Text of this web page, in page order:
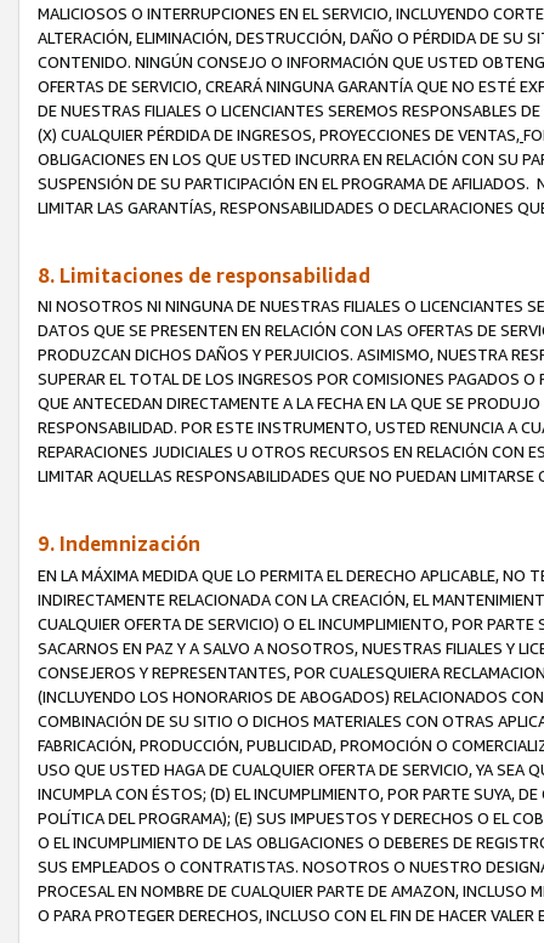
MALICIOSOS O INTERRUPCIONES EN EL SERVICIO, INCLUYENDO
ALTERACIÓN, ELIMINACIÓN, DESTRUCCIÓN, DAÑO O PÉRDIDA DE SU
CONTENIDO. NINGÚN CONSEJO O INFORMACIÓN QUE USTED
OFERTAS DE SERVICIO, CREARÁ NINGUNA GARANTÍA QUE NO ESTÉ
DE NUESTRAS FILIALES O LICENCIANTES SEREMOS RESPONSABLES
(X) CUALQUIER PÉRDIDA DE INGRESOS, PROYECCIONES DE VENTAS,
OBLIGACIONES EN LOS QUE USTED INCURRA EN RELACIÓN CON SU
SUSPENSIÓN DE SU PARTICIPACIÓN EN EL PROGRAMA DE
LIMITAR LAS GARANTÍAS, RESPONSABILIDADES O DECLARACIONES
8. Limitaciones de responsabilidad
NI NOSOTROS NI NINGUNA DE NUESTRAS FILIALES O LICENCIANTES
DATOS QUE SE PRESENTEN EN RELACIÓN CON LAS OFERTAS DE
PRODUZCAN DICHOS DAÑOS Y PERJUICIOS. ASIMISMO, NUESTRA
SUPERAR EL TOTAL DE LOS INGRESOS POR COMISIONES PAGADOS
QUE ANTECEDAN DIRECTAMENTE A LA FECHA EN LA QUE SE
RESPONSABILIDAD. POR ESTE INSTRUMENTO, USTED RENUNCIA A
REPARACIONES JUDICIALES U OTROS RECURSOS EN RELACIÓN CON
LIMITAR AQUELLAS RESPONSABILIDADES QUE NO PUEDAN LIMITARSE
9. Indemnización
EN LA MÁXIMA MEDIDA QUE LO PERMITA EL DERECHO APLICABLE,
INDIRECTAMENTE RELACIONADA CON LA CREACIÓN, EL
CUALQUIER OFERTA DE SERVICIO) O EL INCUMPLIMIENTO, POR
SACARNOS EN PAZ Y A SALVO A NOSOTROS, NUESTRAS FILIALES Y
CONSEJEROS Y REPRESENTANTES, POR CUALESQUIERA
(INCLUYENDO LOS HONORARIOS DE ABOGADOS) RELACIONADOS
COMBINACIÓN DE SU SITIO O DICHOS MATERIALES CON OTRAS
FABRICACIÓN, PRODUCCIÓN, PUBLICIDAD, PROMOCIÓN O
USO QUE USTED HAGA DE CUALQUIER OFERTA DE SERVICIO, YA SEA
INCUMPLA CON ÉSTOS; (D) EL INCUMPLIMIENTO, POR PARTE SUYA,
POLÍTICA DEL PROGRAMA); (E) SUS IMPUESTOS Y DERECHOS O EL
O EL INCUMPLIMIENTO DE LAS OBLIGACIONES O DEBERES DE
SUS EMPLEADOS O CONTRATISTAS. NOSOTROS O NUESTRO
PROCESAL EN NOMBRE DE CUALQUIER PARTE DE AMAZON, INCLUSO
O PARA PROTEGER DERECHOS, INCLUSO CON EL FIN DE HACER VALER